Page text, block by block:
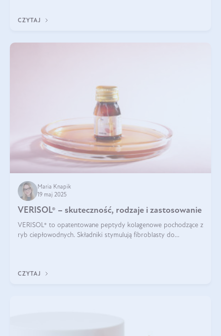
CZYTAJ
Maria Knapik
19 maj 2025
VERISOL® – skuteczność, rodzaje i zastosowanie
VERISOL® to opatentowane peptydy kolagenowe pochodzące z
ryb ciepłowodnych. Składniki stymulują fibroblasty do
CZYTAJ